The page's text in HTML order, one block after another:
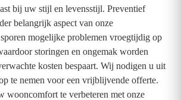
bij uw stijl en levensstijl. Preventief
belangrijk aspect van onze
mogelijke problemen vroegtijdig op
storingen en ongemak worden
kosten bespaart. Wij nodigen u uit
te nemen voor een vrijblijvende offerte.
wooncomfort te verbeteren met onze